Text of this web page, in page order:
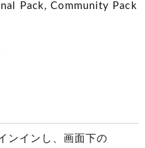
Pack, Community Pack
ンインし、画面下の